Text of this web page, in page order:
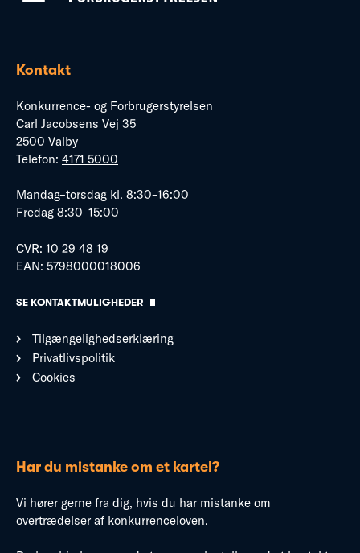
Kontakt
Konkurrence- og Forbrugerstyrelsen
Carl Jacobsens Vej 35
2500 Valby
Telefon: 4171 5000
Mandag–torsdag kl. 8:30–16:00
Fredag 8:30–15:00
CVR: 10 29 48 19
EAN: 5798000018006
SE KONTAKTMULIGHEDER
Tilgængelighedserklæring
Privatlivspolitik
Cookies
Har du mistanke om et kartel?
Vi hører gerne fra dig, hvis du har mistanke om
overtrædelser af konkurrenceloven.